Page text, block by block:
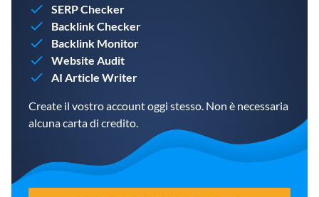
SERP Checker
Backlink Checker
Backlink Monitor
Website Audit
AI Article Writer
Create il vostro account oggi stesso. Non è necessaria
alcuna carta di credito.